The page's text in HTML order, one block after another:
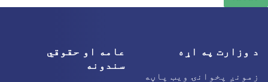
د وزارت په اړه
زمونږ پخوانۍ ویب پاڼه
عامه او حقوقي
سندونه